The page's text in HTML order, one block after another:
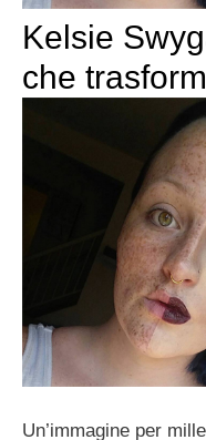
Kelsie
che
Un’immagine per